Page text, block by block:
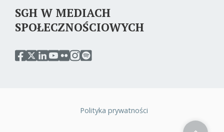
SGH W MEDIACH
SPOŁECZNOŚCIOWYCH
przejdź
przejdź
przejdź
przejdź
przejdź
przejdźprzejdź
Stopka
Polityka prywatności